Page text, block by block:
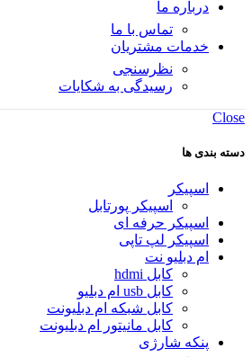
درباره ما
تماس با ما
خدمات مشتریان
نظرسنجی
رسیدگی به شکایات
Close
دسته بندی ها
اسپیکر
اسپیکر پورتابل
اسپیکر حرفه ای
اسپیکر لپ تاپی
ام دبلیو نت
کابل hdmi
کابل usb ام دبلیو
کابل شبکه ام دبلیونت
کابل مانیتور ام دبلیونت
پنکه شارژی